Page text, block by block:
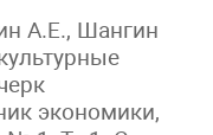
А.Е., Шангин
экономики,